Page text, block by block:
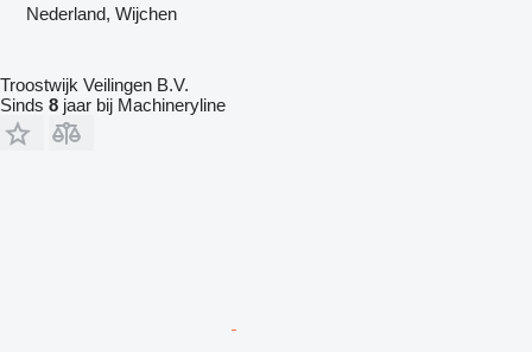
Nederland, Wijchen
Troostwijk Veilingen B.V.
Sinds 8 jaar bij Machineryline